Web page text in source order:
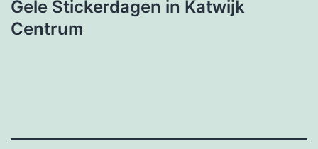
Gele Stickerdagen in Katwijk
Centrum